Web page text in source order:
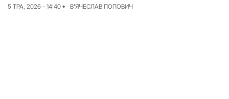
5 ТРА, 2026 - 14:40 В'ЯЧЕСЛАВ ПОПОВИЧ